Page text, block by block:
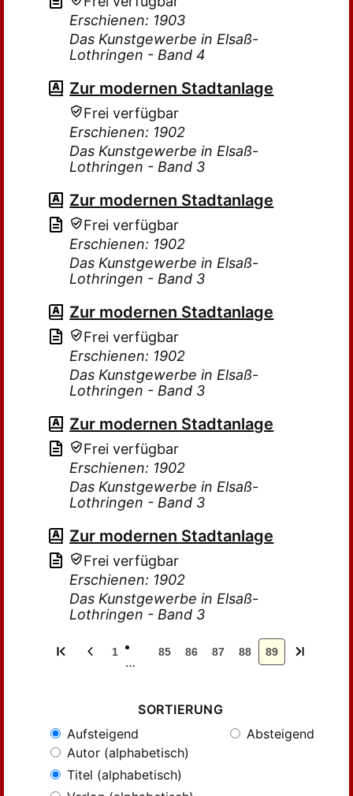
Erschienen: 1903
Das Kunstgewerbe in Elsaß-
Lothringen - Band 4
Zur modernen Stadtanlage
Frei verfügbar
Erschienen: 1902
Das Kunstgewerbe in Elsaß-
Lothringen - Band 3
Zur modernen Stadtanlage
Frei verfügbar
Erschienen: 1902
Das Kunstgewerbe in Elsaß-
Lothringen - Band 3
Zur modernen Stadtanlage
Frei verfügbar
Erschienen: 1902
Das Kunstgewerbe in Elsaß-
Lothringen - Band 3
Zur modernen Stadtanlage
Frei verfügbar
Erschienen: 1902
Das Kunstgewerbe in Elsaß-
Lothringen - Band 3
Zur modernen Stadtanlage
Frei verfügbar
Erschienen: 1902
Das Kunstgewerbe in Elsaß-
Lothringen - Band 3
1
…
85 86 87 88 89
SORTIERUNG
Aufsteigend
Absteigend
Autor (alphabetisch)
Titel (alphabetisch)